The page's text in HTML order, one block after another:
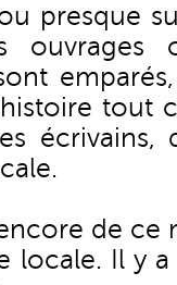
presque
tout
écrivains,
de
locale. Il y